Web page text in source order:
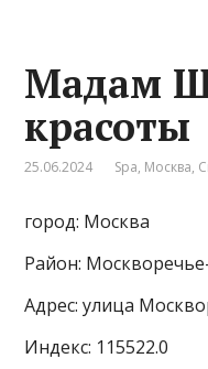
Мадам
красоты
25.06.2024 Spa, Москва,
город: Москва
Район:
Адрес: улица
Индекс: 115522.0